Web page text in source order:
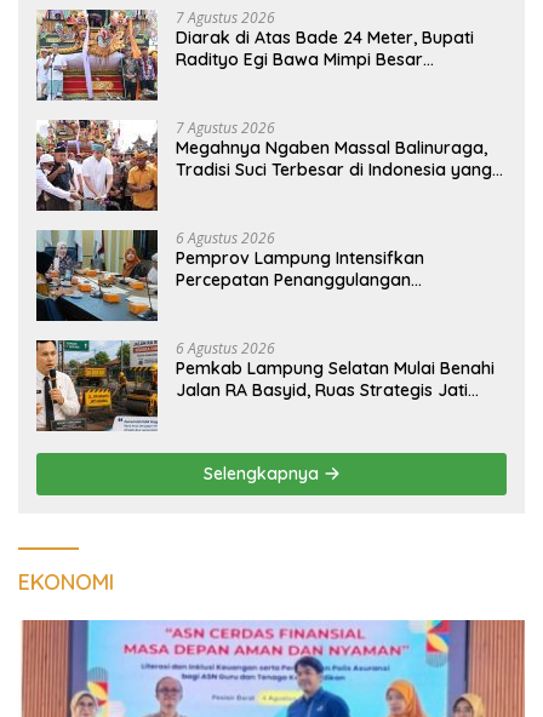
7 Agustus 2026
Diarak di Atas Bade 24 Meter, Bupati
Radityo Egi Bawa Mimpi Besar
7 Agustus 2026
Megahnya Ngaben Massal Balinuraga,
Tradisi Suci Terbesar di Indonesia yang
6 Agustus 2026
Pemprov Lampung Intensifkan
Percepatan Penanggulangan
6 Agustus 2026
Pemkab Lampung Selatan Mulai Benahi
Jalan RA Basyid, Ruas Strategis Jati
Selengkapnya
EKONOMI